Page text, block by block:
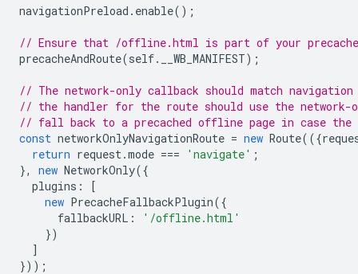
navigationPreload . enable();
// Ensure that /offline.html is part of your
precacheAndRoute(self. __WB_MANIFEST);
// The network-only callback should match navigation
// the handler for the route should use the
// fall back to a precached offline page in case
const networkOnlyNavigationRoute = new Route(({
return request.mode === 'navigate' ;
},
new NetworkOnly({
plugins :
[
new PrecacheFallbackPlugin({
fallbackURL :
'/offline.html'
})
]
}));